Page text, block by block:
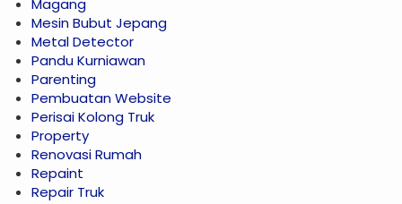
Magang
Mesin Bubut Jepang
Metal Detector
Pandu Kurniawan
Parenting
Pembuatan Website
Perisai Kolong Truk
Property
Renovasi Rumah
Repaint
Repair Truk